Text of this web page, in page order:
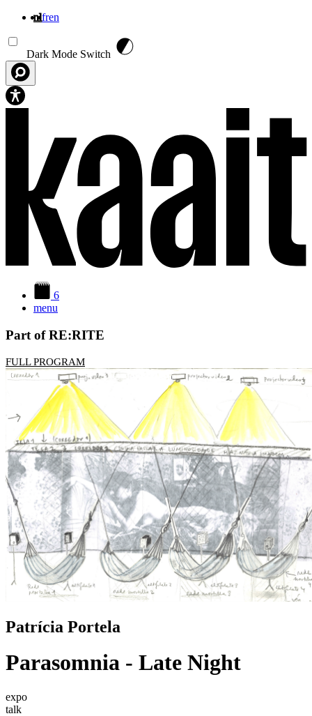
nlfren
Dark Mode Switch
6
menu
Part of RE:RITE
FULL PROGRAM
Patrícia Portela
Parasomnia - Late Night
expo
talk